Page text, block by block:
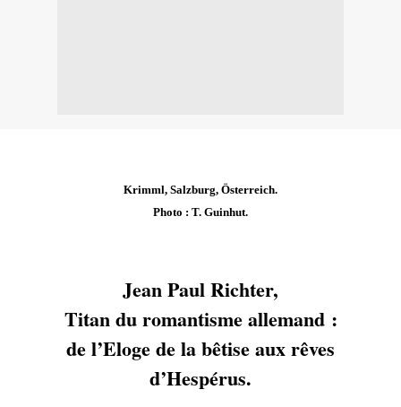
Krimml, Salzburg, Österreich.
Photo : T. Guinhut.
Jean Paul Richter,
Titan du romantisme allemand :
de l’Eloge de la bêtise aux rêves
d’Hespérus.